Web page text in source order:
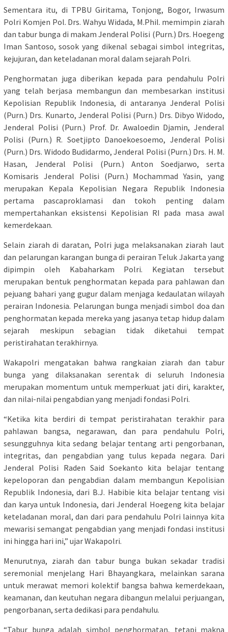
Sementara itu, di TPBU Giritama, Tonjong, Bogor, Irwasum
Polri Komjen Pol. Drs. Wahyu Widada, M.Phil. memimpin ziarah
dan tabur bunga di makam Jenderal Polisi (Purn.) Drs. Hoegeng
Iman Santoso, sosok yang dikenal sebagai simbol integritas,
kejujuran, dan keteladanan moral dalam sejarah Polri.
Penghormatan juga diberikan kepada para pendahulu Polri
yang telah berjasa membangun dan membesarkan institusi
Kepolisian Republik Indonesia, di antaranya Jenderal Polisi
(Purn.) Drs. Kunarto, Jenderal Polisi (Purn.) Drs. Dibyo Widodo,
Jenderal Polisi (Purn.) Prof. Dr. Awaloedin Djamin, Jenderal
Polisi (Purn.) R. Soetjipto Danoekoesoemo, Jenderal Polisi
(Purn.) Drs. Widodo Budidarmo, Jenderal Polisi (Purn.) Drs. H. M.
Hasan, Jenderal Polisi (Purn.) Anton Soedjarwo, serta
Komisaris Jenderal Polisi (Purn.) Mochammad Yasin, yang
merupakan Kepala Kepolisian Negara Republik Indonesia
pertama pascaproklamasi dan tokoh penting dalam
mempertahankan eksistensi Kepolisian RI pada masa awal
kemerdekaan.
Selain ziarah di daratan, Polri juga melaksanakan ziarah laut
dan pelarungan karangan bunga di perairan Teluk Jakarta yang
dipimpin oleh Kabaharkam Polri. Kegiatan tersebut
merupakan bentuk penghormatan kepada para pahlawan dan
pejuang bahari yang gugur dalam menjaga kedaulatan wilayah
perairan Indonesia. Pelarungan bunga menjadi simbol doa dan
penghormatan kepada mereka yang jasanya tetap hidup dalam
sejarah meskipun sebagian tidak diketahui tempat
peristirahatan terakhirnya.
Wakapolri mengatakan bahwa rangkaian ziarah dan tabur
bunga yang dilaksanakan serentak di seluruh Indonesia
merupakan momentum untuk memperkuat jati diri, karakter,
dan nilai-nilai pengabdian yang menjadi fondasi Polri.
“Ketika kita berdiri di tempat peristirahatan terakhir para
pahlawan bangsa, negarawan, dan para pendahulu Polri,
sesungguhnya kita sedang belajar tentang arti pengorbanan,
integritas, dan pengabdian yang tulus kepada negara. Dari
Jenderal Polisi Raden Said Soekanto kita belajar tentang
kepeloporan dan pengabdian dalam membangun Kepolisian
Republik Indonesia, dari B.J. Habibie kita belajar tentang visi
dan karya untuk Indonesia, dari Jenderal Hoegeng kita belajar
keteladanan moral, dan dari para pendahulu Polri lainnya kita
mewarisi semangat pengabdian yang menjadi fondasi institusi
ini hingga hari ini,” ujar Wakapolri.
Menurutnya, ziarah dan tabur bunga bukan sekadar tradisi
seremonial menjelang Hari Bhayangkara, melainkan sarana
untuk merawat memori kolektif bangsa bahwa kemerdekaan,
keamanan, dan keutuhan negara dibangun melalui perjuangan,
pengorbanan, serta dedikasi para pendahulu.
“Tabur bunga adalah simbol penghormatan, tetapi makna